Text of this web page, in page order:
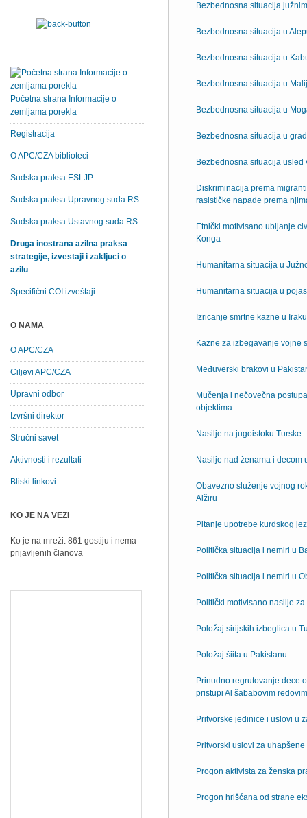
Bezbednosna situacija
Bezbednosna situacija u
Bezbednosna situacija u
Bezbednosna situacija u
Bezbednosna situacija u
Bezbednosna situacija u
Bezbednosna situacija
Diskriminacija prema
rasističke napade prema
Etnički motivisano ubijanje
Konga
Humanitarna situacija u
Humanitarna situacija u
Izricanje smrtne kazne u Iraku
Kazne za izbegavanje vojne
Međuverski brakovi u
Mučenja i nečovečna
objektima
Nasilje na jugoistoku Turske
Nasilje nad ženama i decom
Obavezno služenje vojnog
Alžiru
Pitanje upotrebe kurdskog
Politička situacija i nemiri u
Politička situacija i nemiri u
Politički motivisano nasilje
Položaj sirijskih izbeglica u
Položaj šiita u Pakistanu
Prinudno regrutovanje dece
pristupi Al šababovim
Pritvorske jedinice i uslovi u
Pritvorski uslovi za
Progon aktivista za ženska
Progon hrišćana od strane
Početna strana Informacije o
zemljama porekla
Registracija
O APC/CZA biblioteci
Sudska praksa ESLJP
Sudska praksa Upravnog suda RS
Sudska praksa Ustavnog suda RS
Druga inostrana azilna praksa
strategije, izvestaji i zakljuci o
azilu
Specifični COI izveštaji
O NAMA
O APC/CZA
Ciljevi APC/CZA
Upravni odbor
Izvršni direktor
Stručni savet
Aktivnosti i rezultati
Bliski linkovi
KO JE NA VEZI
Ko je na mreži: 861 gostiju i nema
prijavljenih članova